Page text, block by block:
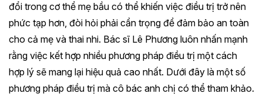
đổi trong cơ thể mẹ bầu có thể khiến việc điều trị trở nên
phức tạp hơn, đòi hỏi phải cẩn trọng để đảm bảo an toàn
cho cả mẹ và thai nhi. Bác sĩ Lê Phương luôn nhấn mạnh
rằng việc kết hợp nhiều phương pháp điều trị một cách
hợp lý sẽ mang lại hiệu quả cao nhất. Dưới đây là một số
phương pháp điều trị mà cô bác anh chị có thể tham khảo.